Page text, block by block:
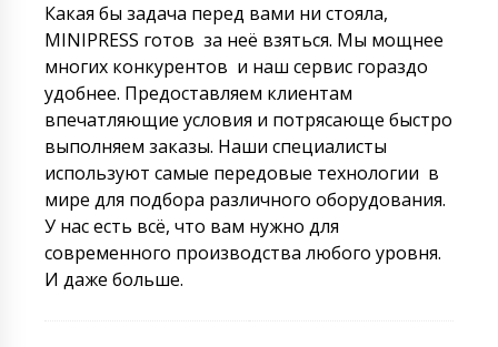
Какая бы задача перед вами ни стояла,
MINIPRESS готов за неё взяться. Мы мощнее
многих конкурентов и наш сервис гораздо
удобнее. Предоставляем клиентам
впечатляющие условия и потрясающе быстро
выполняем заказы. Наши специалисты
используют самые передовые технологии в
мире для подбора различного оборудования.
У нас есть всё, что вам нужно для
современного производства любого уровня.
И даже больше.